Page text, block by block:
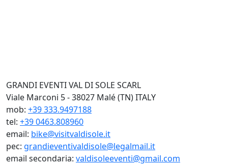
GRANDI EVENTI VAL DI SOLE SCARL
Viale Marconi 5 - 38027 Malé (TN) ITALY
mob: +39 333.9497188
tel: +39 0463.808960
email: bike@visitvaldisole.it
pec: grandieventivaldisole@legalmail.it
email secondaria: valdisoleeventi@gmail.com